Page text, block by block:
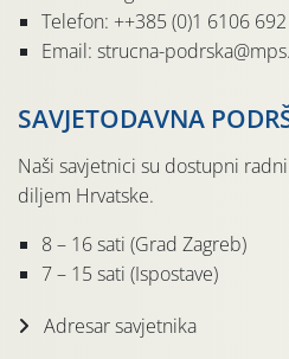
Telefon: ++385 (0)1 6106 692
Email: strucna-
SAVJETODAVNA
Naši savjetnici su dostupni
diljem Hrvatske.
8 – 16 sati (Grad Zagreb)
7 – 15 sati (Ispostave)
Adresar savjetnika